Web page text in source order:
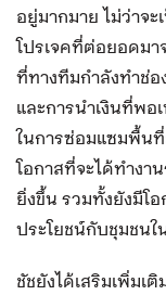
อยู่มากมาย ไม่ว่าจ
โปรเจคที่ต่อยอดมา
ที่ทางทีมกำลังทำช่อ
และการนำเงินที่พ
ในการซ่อมแซมพื้น
โอกาสที่จะได้ทำงา
ยิ่งขึ้น รวมทั้งยังมีโ
ประโยชน์กับชุมชน
ชัชยังได้เสริมเพิ่มเ